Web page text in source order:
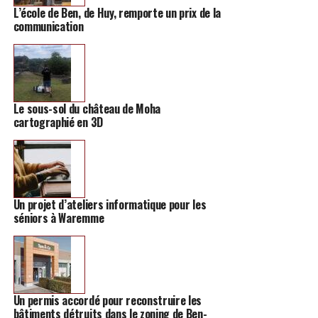
L’école de Ben, de Huy, remporte un prix de la
communication
Le sous-sol du château de Moha
cartographié en 3D
Un projet d’ateliers informatique pour les
séniors à Waremme
Un permis accordé pour reconstruire les
bâtiments détruits dans le zoning de Ben-